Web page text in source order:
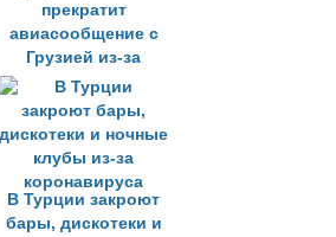
прекратит
авиасообщение с
Грузией из-за
коронавируса
В Турции закроют
бары, дискотеки и